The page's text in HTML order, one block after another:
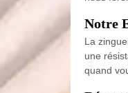
Notre
La
une
quand